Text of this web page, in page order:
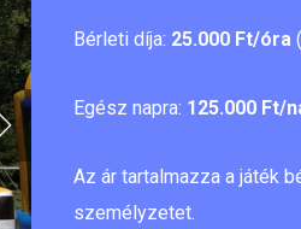
Bérleti díja: 25.000 Ft/óra
Egész napra: 125.000 Ft/
Az ár tartalmazza a játék
személyzetet.